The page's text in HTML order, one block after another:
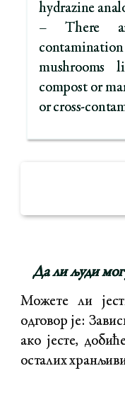
hydrazine
– There
mushrooms
compost or
or cross-
Да ли људи
Можете ли
одговор је:
ако јесте,
осталих